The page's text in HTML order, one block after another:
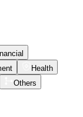
Health
Others